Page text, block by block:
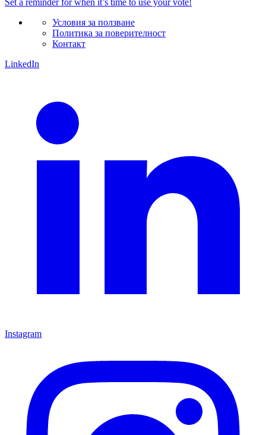
Set a reminderfor when it’s time to use your vote!
Условия за ползване
Политика за поверителност
Контакт
LinkedIn
Instagram